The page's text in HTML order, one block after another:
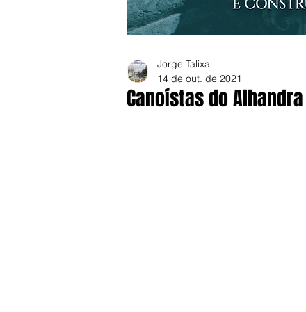
Canoístas do
Jorge Talixa
14 de out. de 2021